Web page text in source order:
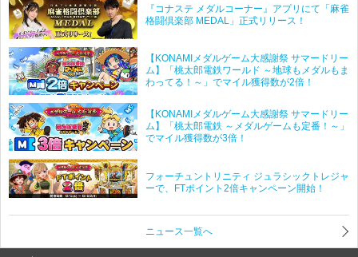
『コナステ メダルコーナー』アプリにて「麻雀
格闘倶楽部 MEDAL」正式リリース！
【KONAMIメダルゲーム大感謝祭 サマードリー
ム】「桃太郎電鉄ワールド ～地球もメダルもま
わってる！～」でマイル獲得数が2倍！
【KONAMIメダルゲーム大感謝祭 サマードリー
ム】「桃太郎電鉄 ～メダルゲームも定番！～」
でマイル獲得数が3倍！
フォーチュントリニティ ジュラシックトレジャ
ーで、FTポイント2倍キャンペーン開始！
ニュース一覧へ